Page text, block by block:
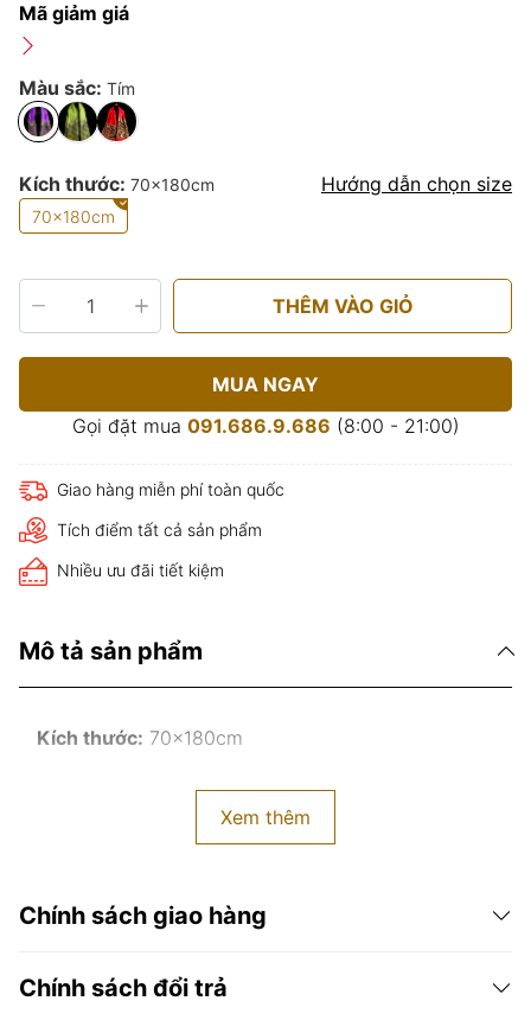
Mã giảm giá
Màu sắc: Tím
Kích thước: 70x180cm Hướng dẫn chọn size
70x180cm
THÊM VÀO GIỎ
MUA NGAY
Gọi đặt mua 091.686.9.686 (8:00 - 21:00)
Giao hàng miễn phí toàn quốc
Tích điểm tất cả sản phẩm
Nhiều ưu đãi tiết kiệm
Mô tả sản phẩm
Kích thước: 70x180cm
Xem thêm
Chính sách giao hàng
Chính sách đổi trả